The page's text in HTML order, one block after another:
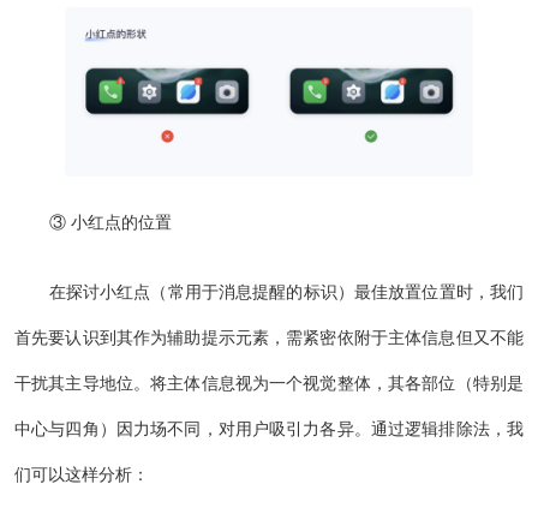
③ 小红点的位置
在探讨小红点（常用于消息提醒的标识）最佳放置位置时，我们
首先要认识到其作为辅助提示元素，需紧密依附于主体信息但又不能
干扰其主导地位。将主体信息视为一个视觉整体，其各部位（特别是
中心与四角）因力场不同，对用户吸引力各异。通过逻辑排除法，我
们可以这样分析：